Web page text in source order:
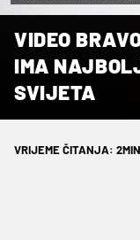
VIDEO
IMA
SVIJETA
VRIJEME ČITANJA: